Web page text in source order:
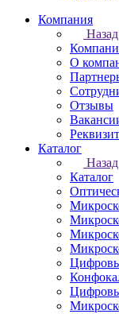
Компания
Назад
О
Отзывы
Каталог
Назад
Каталог